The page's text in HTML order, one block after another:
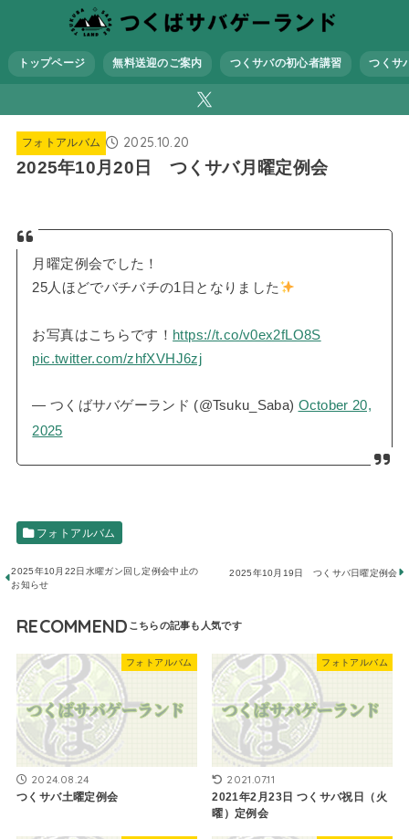
トップページ 無料送迎のご案内 つくサバの初心者講習 つくサ
フォトアルバム 2025.10.20
2025年10月20日 つくサバ月曜定例会
月曜定例会でした！
25人ほどでバチバチの1日となりました
お写真はこちらです！ https://t.co/v0ex2fLO8S
pic.twitter.com/zhfXVHJ6zj
— つくばサバゲーランド (@Tsuku_Saba) October 20,
2025
フォトアルバム
2025年10月22日水曜ガン回し定例会中止の
お知らせ
2025年10月19日 つくサバ日曜定例会
RECOMMEND
フォトアルバム
2024.08.24
つくサバ土曜定例会
フォトアルバム
2021.07.11
2021年2月23日 つくサバ祝日（火
曜）定例会